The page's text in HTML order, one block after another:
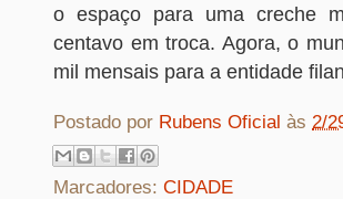
o espaço para uma creche
centavo em troca. Agora, o
mil mensais para a entidade
Postado por Rubens Oficial às 2/
Marcadores: CIDADE